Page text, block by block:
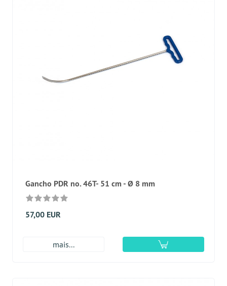
Gancho PDR no. 46T- 51 cm - Ø 8 mm
57,00 EUR
mais...